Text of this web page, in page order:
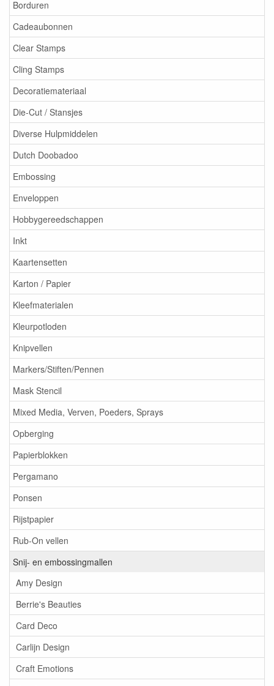
Borduren
Cadeaubonnen
Clear Stamps
Cling Stamps
Decoratiemateriaal
Die-Cut / Stansjes
Diverse Hulpmiddelen
Dutch Doobadoo
Embossing
Enveloppen
Hobbygereedschappen
Inkt
Kaartensetten
Karton / Papier
Kleefmaterialen
Kleurpotloden
Knipvellen
Markers/Stiften/Pennen
Mask Stencil
Mixed Media, Verven, Poeders, Sprays
Opberging
Papierblokken
Pergamano
Ponsen
Rijstpapier
Rub-On vellen
Snij- en embossingmallen
Amy Design
Berrie's Beauties
Card Deco
Carlijn Design
Craft Emotions